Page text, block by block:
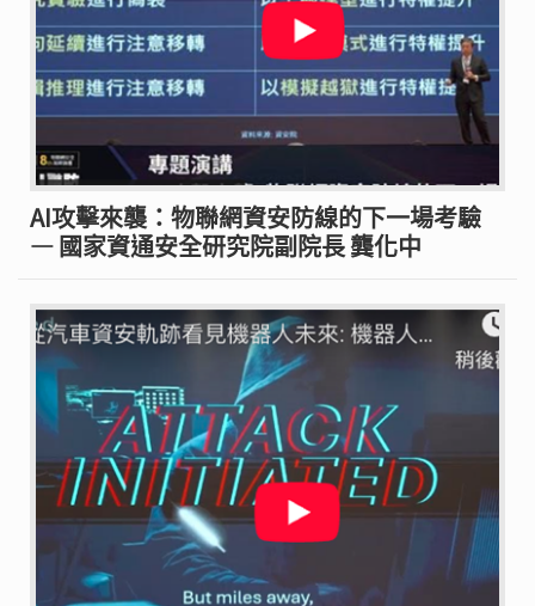
AI攻擊來襲：物聯網資安防線的下一場考驗
— 國家資通安全研究院副院長 龔化中